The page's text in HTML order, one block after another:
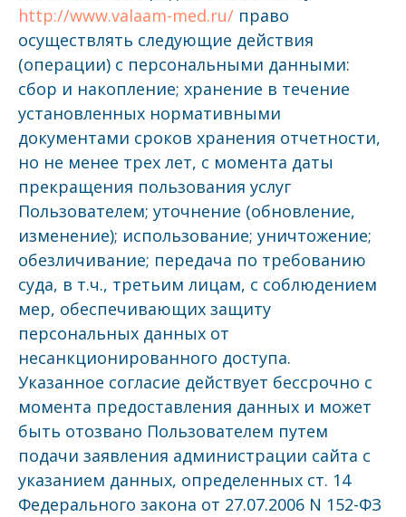
http://www.valaam-med.ru/ право
осуществлять следующие действия
(операции) с персональными данными:
сбор и накопление; хранение в течение
установленных нормативными
документами сроков хранения отчетности,
но не менее трех лет, с момента даты
прекращения пользования услуг
Пользователем; уточнение (обновление,
изменение); использование; уничтожение;
обезличивание; передача по требованию
суда, в т.ч., третьим лицам, с соблюдением
мер, обеспечивающих защиту
персональных данных от
несанкционированного доступа.
Указанное согласие действует бессрочно с
момента предоставления данных и может
быть отозвано Пользователем путем
подачи заявления администрации сайта с
указанием данных, определенных ст. 14
Федерального закона от 27.07.2006 N 152-ФЗ